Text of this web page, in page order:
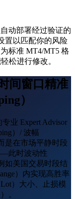
动部署经过验证的
置以匹配你的风险
标准 MT4/MT5 格
松进行修改。
间窗口精准
）
业 Expert Advisor
）/ 波幅
是在市场平静时段
此时波动性
如美国交易时段结
）内实现高胜率
）大小、止损模
。